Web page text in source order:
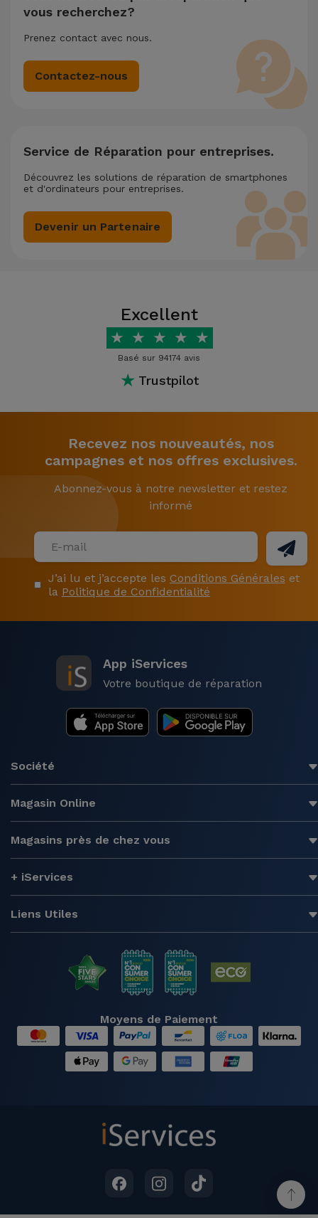
vous recherchez?
Prenez contact avec nous.
Contactez-nous
Service de Réparation pour entreprises.
Découvrez les solutions de réparation de smartphones
et d'ordinateurs pour entreprises.
Devenir un Partenaire
Excellent
★ ★ ★ ★ ★
Basé sur 94174 avis
★ Trustpilot
Recevez nos nouveautés, nos
campagnes et nos offres exclusives.
Abonnez-vous à notre newsletter et restez
informé
J’ai lu et j’accepte les Conditions Générales et
la Politique de Confidentialité
App iServices
Votre boutique de réparation
Société
Magasin Online
Magasins près de chez vous
+ iServices
Liens Utiles
Moyens de Paiement